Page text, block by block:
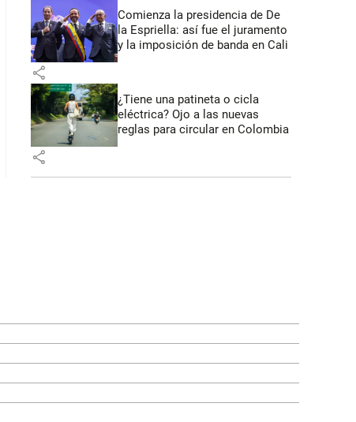
Comienza la presidencia de De
la Espriella: así fue el juramento
y la imposición de banda en Cali
share
¿Tiene una patineta o cicla
eléctrica? Ojo a las nuevas
reglas para circular en Colombia
share